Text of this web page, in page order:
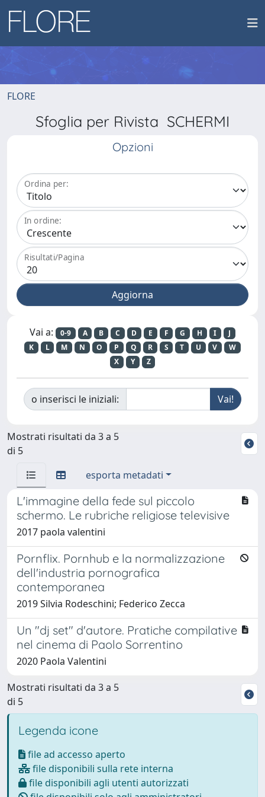
FLORE
Sfoglia per Rivista SCHERMI
Opzioni
Ordina per:
In ordine:
Risultati/Pagina
Vai a: 0-9 A B C D E F G H I
J
K
L M N O P Q R S T U V
W
X
Y Z
o inserisci le iniziali:
Mostrati risultati da 3 a 5
di 5
esporta metadati
L'immagine della fede sul piccolo
schermo. Le rubriche religiose televisive
2017 paola valentini
Pornflix. Pornhub e la normalizzazione
dell'industria pornografica
contemporanea
2019 Silvia Rodeschini; Federico Zecca
Un "dj set" d'autore. Pratiche compilative
nel cinema di Paolo Sorrentino
2020 Paola Valentini
Mostrati risultati da 3 a 5
di 5
Legenda icone
file ad accesso aperto
file disponibili sulla rete interna
file disponibili agli utenti autorizzati